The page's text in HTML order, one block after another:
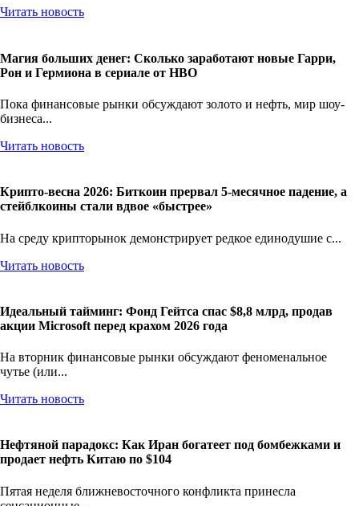
Читать новость
Магия больших денег: Сколько заработают новые Гарри,
Рон и Гермиона в сериале от HBO
Пока финансовые рынки обсуждают золото и нефть, мир шоу-
бизнеса...
Читать новость
Крипто-весна 2026: Биткоин прервал 5-месячное падение, а
стейблкоины стали вдвое «быстрее»
На среду крипторынок демонстрирует редкое единодушие с...
Читать новость
Идеальный тайминг: Фонд Гейтса спас $8,8 млрд, продав
акции Microsoft перед крахом 2026 года
На вторник финансовые рынки обсуждают феноменальное
чутье (или...
Читать новость
Нефтяной парадокс: Как Иран богатеет под бомбежками и
продает нефть Китаю по $104
Пятая неделя ближневосточного конфликта принесла